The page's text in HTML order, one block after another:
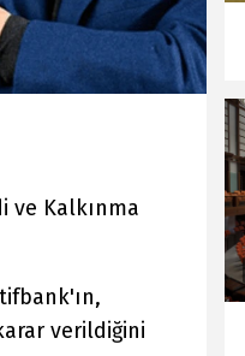
ve Kalkınma
verildiğini